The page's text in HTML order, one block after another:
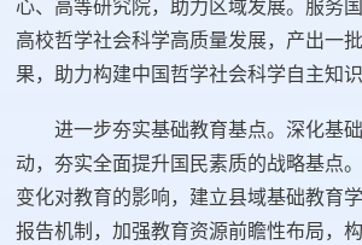
心、高等研究院，助力区域发展。服务
高校哲学社会科学高质量发展，产出一
果，助力构建中国哲学社会科学自主知识
进一步夯实基础教育基点。深化基
动，夯实全面提升国民素质的战略基点
变化对教育的影响，建立县域基础教育
报告机制，加强教育资源前瞻性布局，